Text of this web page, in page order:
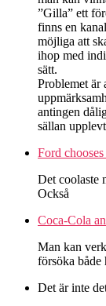
”Gilla” ett
finns en
möjliga att
ihop med
sätt.
Problemet är
antingen
sällan
Ford
Det coolaste
Också
Coca-Cola
Man kan
försöka både
Det är inte